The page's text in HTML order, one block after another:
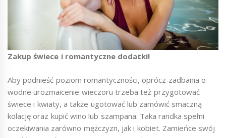
Zakup świece i romantyczne dodatki!
Aby podnieść poziom romantyczności, oprócz zadbania o
wodne urozmaicenie wieczoru trzeba też przygotować
świece i kwiaty, a także ugotować lub zamówić smaczną
kolację oraz kupić wino lub szampana. Taka randka spełni
oczekiwania zarówno mężczyzn, jak i kobiet. Zamieńce swój